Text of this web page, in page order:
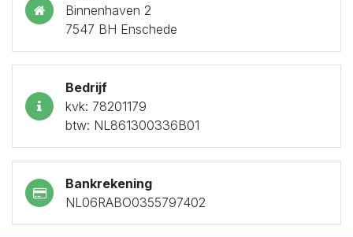
Binnenhaven 2
7547 BH Enschede
Bedrijf
kvk: 78201179
btw: NL861300336B01
Bankrekening
NL06RABO0355797402